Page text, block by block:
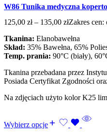
W86 Tunika medyczna
125,00 zł – 135,00 złZakres cen:
Tkanina: Elanobawełna
Skład: 35% Bawełna, 65%
Temp. prania: 90°C (biały),
Tkanina przebadana przez
Posiada Certyfikat Zgodności
Na zdjęciach użyto kolor K25
Wybierz opcje